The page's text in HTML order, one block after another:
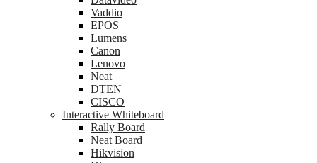
Vaddio
EPOS
Lumens
Canon
Lenovo
Neat
DTEN
CISCO
Interactive Whiteboard
Rally Board
Neat Board
Hikvision